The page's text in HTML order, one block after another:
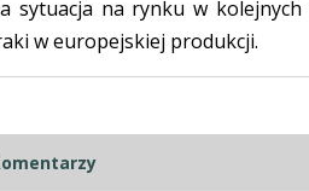
sytuacja na rynku w
w europejskiej produkcji.